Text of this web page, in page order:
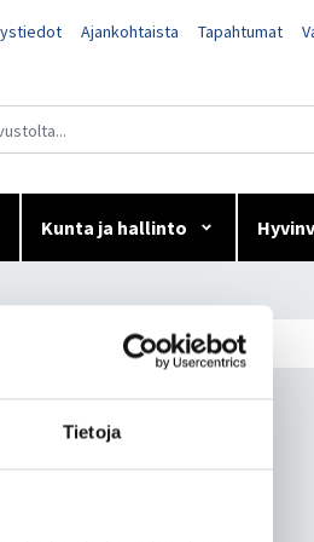
Tietoja
Ajankohtaista Tapahtumat
Kunta ja hallinto
9 - 18
9 - 18
takia.